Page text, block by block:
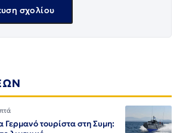
Γερμανό τουρίστα στη Συμη: